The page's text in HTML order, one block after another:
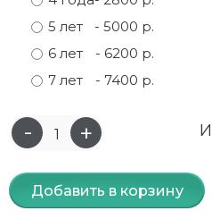
Самшит
Форзиция
Шиповник
Малиновое дерево
Облепиха
Орех (Фундук)
Кизил
На штамбе
Облепиха
Мускусные
Пионовидные
Плетистые
5 лет
- 5000 р.
6 лет
- 6200 р.
7 лет
- 7400 р.
Добавить в корзину